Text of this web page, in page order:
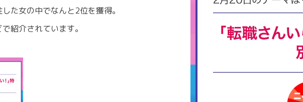
た女の中でなんと2位を獲得。
紹介されています。